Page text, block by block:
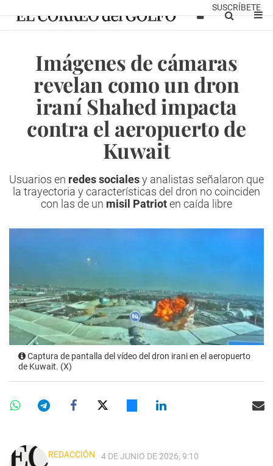
SUSCRÍBETE
Imágenes de cámaras
revelan como un dron
iraní Shahed impacta
contra el aeropuerto de
Kuwait
Usuarios en redes socialesy analistas señalaron que
la trayectoria y características del dron no coinciden
con las de un misil Patrioten caída libre
Captura de pantalla del vídeo del dron irani en el aeropuerto
de Kuwait. (X)
REDACCIÓN 4 DE JUNIO DE 2026, 9:10